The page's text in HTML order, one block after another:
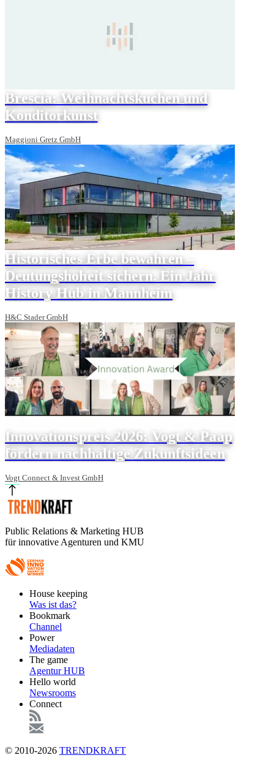
Brescia: Weihnachtskuchen und
Konditorkunst
Maggioni Gretz GmbH
Historisches Erbe bewahren –
Deutungshoheit sichern. Ein Jahr
History Hub in Mannheim
H&C Stader GmbH
Innovationspreis 2026: Vogt & Paap
fördern nachhaltige Zukunftsideen
Vogt Connect & Invest GmbH
Public Relations & Marketing HUB
für innovative Agenturen und KMU
FooterHouse keeping
Was ist das?
Bookmark
Channel
Power
Mediadaten
The game
Agentur HUB
Hello world
Newsrooms
Connect
© 2010-2026 TRENDKRAFT